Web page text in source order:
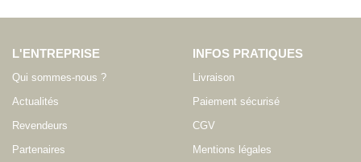
L'ENTREPRISE
Qui sommes-nous ?
Actualités
Revendeurs
Partenaires
INFOS PRATIQUES
Livraison
Paiement sécurisé
CGV
Mentions légales